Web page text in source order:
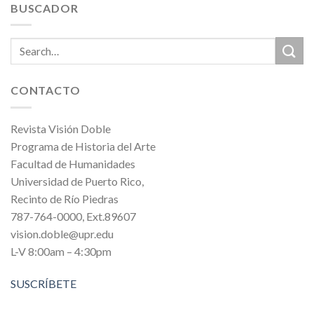
BUSCADOR
CONTACTO
Revista Visión Doble
Programa de Historia del Arte
Facultad de Humanidades
Universidad de Puerto Rico,
Recinto de Río Piedras
787-764-0000, Ext.89607
vision.doble@upr.edu
L-V 8:00am – 4:30pm
SUSCRÍBETE